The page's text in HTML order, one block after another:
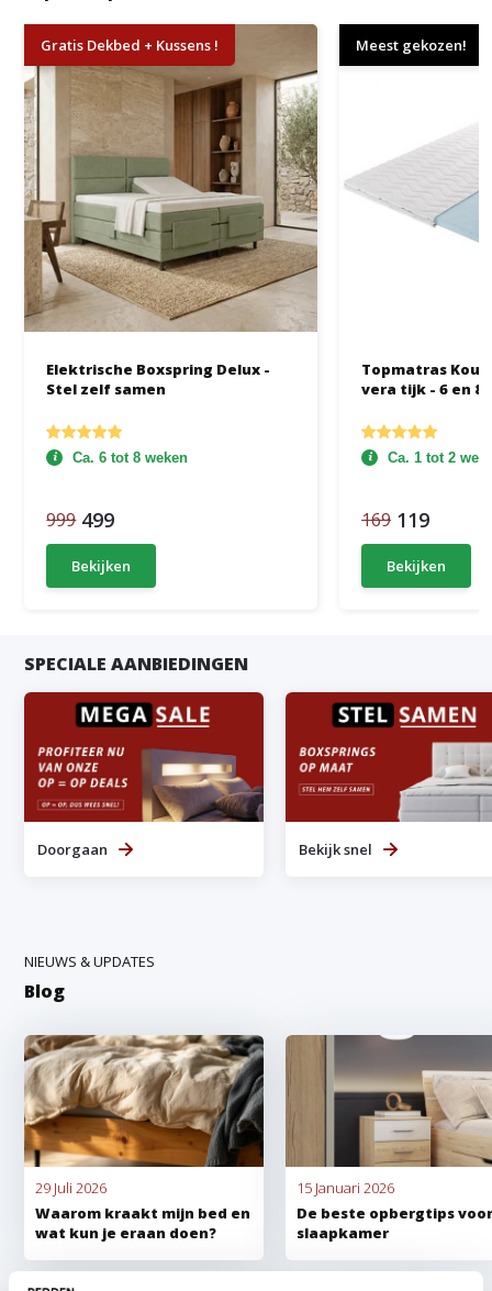
Gratis Dekbed + Kussens !
Elektrische Boxspring Delux -
Stel zelf samen
Ca. 6 tot 8 weken
999 499
Bekijken
Meest gekozen!
Topmatras
vera tijk - 6 en 8
Ca. 1 tot 2
169 119
Bekijken
SPECIALE AANBIEDINGEN
Doorgaan Bekijk snel
NIEUWS & UPDATES
Blog
29 Juli 2026
Waarom kraakt mijn bed en
wat kun je eraan doen?
15 Januari 2026
De beste opbergtips
slaapkamer